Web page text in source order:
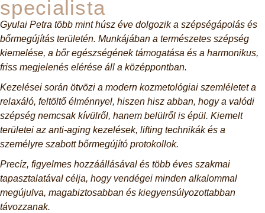
specialista
Gyulai Petra több mint húsz éve dolgozik a szépségápolás és
bőrmegújítás területén. Munkájában a természetes szépség
kiemelése, a bőr egészségének támogatása és a harmonikus,
friss megjelenés elérése áll a középpontban.
Kezelései során ötvözi a modern kozmetológiai szemléletet a
relaxáló, feltöltő élménnyel, hiszen hisz abban, hogy a valódi
szépség nemcsak kívülről, hanem belülről is épül. Kiemelt
területei az anti-aging kezelések, lifting technikák és a
személyre szabott bőrmegújító protokollok.
Precíz, figyelmes hozzáállásával és több éves szakmai
tapasztalatával célja, hogy vendégei minden alkalommal
megújulva, magabiztosabban és kiegyensúlyozottabban
távozzanak.